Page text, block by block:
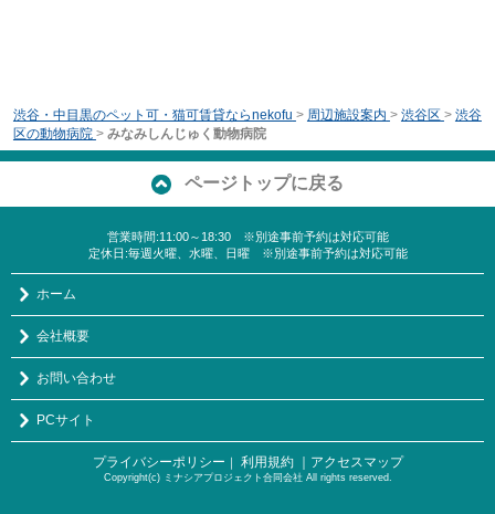
渋谷・中目黒のペット可・猫可賃貸ならnekofu > 周辺施設案内 > 渋谷区 > 渋谷
区の動物病院 > みなみしんじゅく動物病院
ページトップに戻る
営業時間:11:00～18:30 ※別途事前予約は対応可能
定休日:毎週火曜、水曜、日曜 ※別途事前予約は対応可能
ホーム
会社概要
お問い合わせ
PCサイト
プライバシーポリシー ｜ 利用規約 ｜アクセスマップ
Copyright(c) ミナシアプロジェクト合同会社 All rights reserved.